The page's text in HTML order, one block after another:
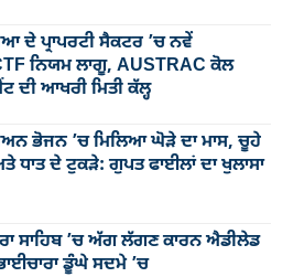
ਦੇ ਪ੍ਰਾਪਰਟੀ ਸੈਕਟਰ ’ਚ ਨਵੇਂ
ਨਿਯਮ ਲਾਗੂ, AUSTRAC ਕੋਲ
ਦੀ ਆਖਰੀ ਮਿਤੀ ਕੱਲ੍ਹ
ਭੋਜਨ ’ਚ ਮਿਲਿਆ ਘੋੜੇ ਦਾ ਮਾਸ, ਚੂਹੇ
ਧਾਤ ਦੇ ਟੁਕੜੇ: ਗੁਪਤ ਫਾਈਲਾਂ ਦਾ ਖੁਲਾਸਾ
ਸਾਹਿਬ ’ਚ ਅੱਗ ਲੱਗਣ ਕਾਰਨ ਐਡੀਲੇਡ
ਡੂੰਘੇ ਸਦਮੇ ’ਚ